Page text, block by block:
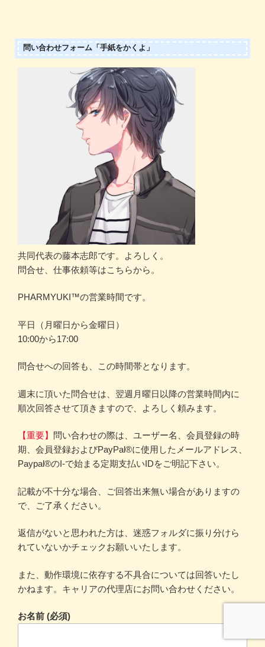
問い合わせフォーム「手紙をかくよ」
共同代表の藤本志郎です。よろしく。
問合せ、仕事依頼等はこちらから。
PHARMYUKI™の営業時間です。
平日（月曜日から金曜日）
10:00から17:00
問合せへの回答も、この時間帯となります。
週末に頂いた問合せは、翌週月曜日以降の営業時間内に
順次回答させて頂きますので、よろしく頼みます。
【重要】 問い合わせの際は、ユーザー名、会員登録の時
期、会員登録およびPayPal®に使用したメールアドレス、
Paypal®のI-で始まる定期支払いIDをご明記下さい。
記載が不十分な場合、ご回答出来無い場合がありますの
で、ご了承ください。
返信がないと思われた方は、迷惑フォルダに振り分けら
れていないかチェックお願いいたします。
また、動作環境に依存する不具合については回答いたし
かねます。キャリアの代理店にお問い合わせください。
お名前 (必須)